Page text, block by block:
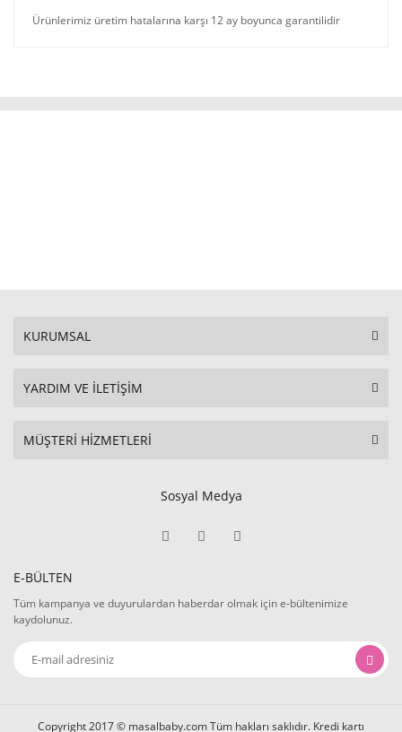
Ürünlerimiz üretim hatalarına karşı 12 ay boyunca garantilidir
KURUMSAL
YARDIM VE İLETİŞİM
MÜŞTERİ HİZMETLERİ
Sosyal Medya
E-BÜLTEN
Tüm kampanya ve duyurulardan haberdar olmak için e-bültenimize
kaydolunuz.
Copyright 2017 © masalbaby.com Tüm hakları saklıdır. Kredi kartı